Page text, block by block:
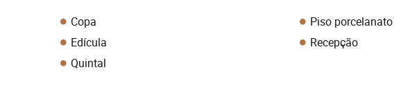
Copa
Piso porcelanato
Edícula
Recepção
Quintal